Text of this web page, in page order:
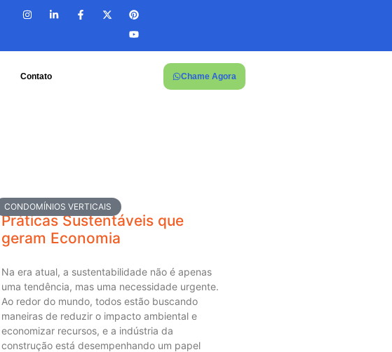
Contato Chame Agora
CONDOMÍNIOS VERTICAIS
Práticas Sustentáveis que
geram Economia
Na era atual, a sustentabilidade não é apenas
uma tendência, mas uma necessidade urgente.
Ao redor do mundo, todos estão buscando
maneiras de reduzir o impacto ambiental e
economizar recursos, e a indústria da
construção está desempenhando um papel